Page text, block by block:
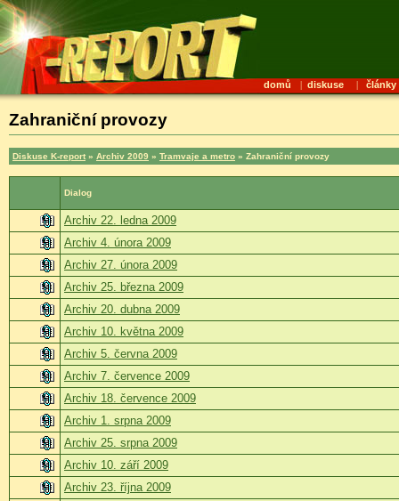
domů | diskuse | články
Zahraniční provozy
Diskuse K-report » Archiv 2009 » Tramvaje a metro » Zahraniční provozy
Dialog
Archiv 22. ledna 2009
Archiv 4. února 2009
Archiv 27. února 2009
Archiv 25. března 2009
Archiv 20. dubna 2009
Archiv 10. května 2009
Archiv 5. června 2009
Archiv 7. července 2009
Archiv 18. července 2009
Archiv 1. srpna 2009
Archiv 25. srpna 2009
Archiv 10. září 2009
Archiv 23. října 2009